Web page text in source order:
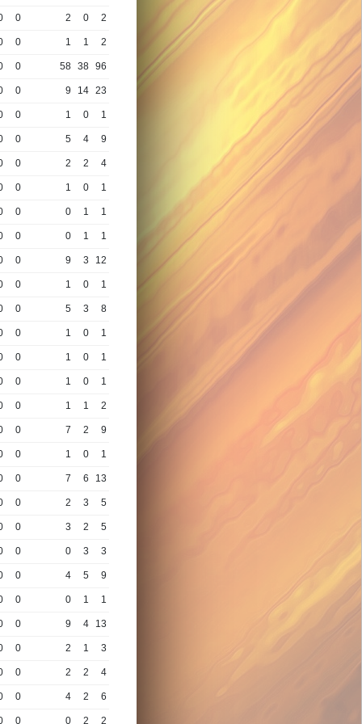
0 2 0 2
0 1 1 2
0 58 38 96
0 9 14 23
0 1 0 1
0 5 4 9
0 2 2 4
0 1 0 1
0 0 1 1
0 0 1 1
0 9 3 12
0 1 0 1
0 5 3 8
0 1 0 1
0 1 0 1
0 1 0 1
0 1 1 2
0 7 2 9
0 1 0 1
0 7 6 13
0 2 3 5
0 3 2 5
0 0 3 3
0 4 5 9
0 0 1 1
0 9 4 13
0 2 1 3
0 2 2 4
0 4 2 6
0 0 2 2